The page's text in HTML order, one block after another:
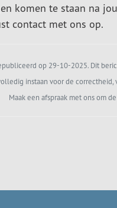
komen te staan na
contact met ons op.
op 29-10-2025. Dit
instaan voor de
Maak een afspraak met ons om